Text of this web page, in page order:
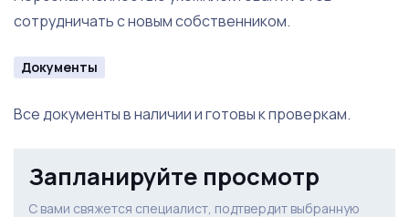
сотрудничать с новым собственником.
Документы
Все документы в наличии и готовы к проверкам.
Запланируйте просмотр
С вами свяжется специалист, подтвердит выбранную